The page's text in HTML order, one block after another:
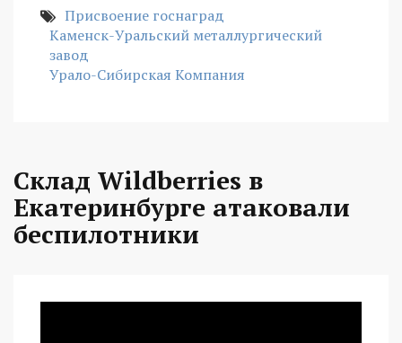
Присвоение госнаград
Каменск-Уральский металлургический
завод
Урало-Сибирская Компания
Склад Wildberries в
Екатеринбурге атаковали
беспилотники